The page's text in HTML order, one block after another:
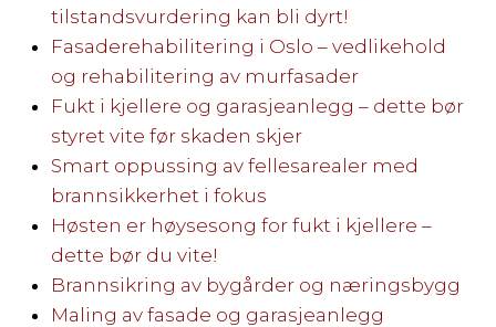
tilstandsvurdering kan bli dyrt!
Fasaderehabilitering i Oslo – vedlikehold
og rehabilitering av murfasader
Fukt i kjellere og garasjeanlegg – dette bør
styret vite før skaden skjer
Smart oppussing av fellesarealer med
brannsikkerhet i fokus
Høsten er høysesong for fukt i kjellere –
dette bør du vite!
Brannsikring av bygårder og næringsbygg
Maling av fasade og garasjeanlegg